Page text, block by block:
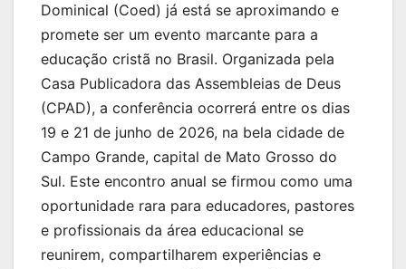
Dominical (Coed) já está se aproximando e
promete ser um evento marcante para a
educação cristã no Brasil. Organizada pela
Casa Publicadora das Assembleias de Deus
(CPAD), a conferência ocorrerá entre os dias
19 e 21 de junho de 2026, na bela cidade de
Campo Grande, capital de Mato Grosso do
Sul. Este encontro anual se firmou como uma
oportunidade rara para educadores, pastores
e profissionais da área educacional se
reunirem, compartilharem experiências e